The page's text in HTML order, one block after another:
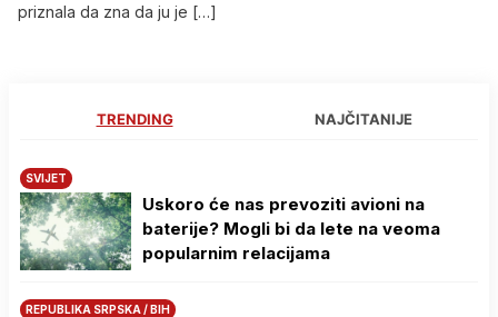
priznala da zna da ju je […]
TRENDING NAJČITANIJE
SVIJET
Uskoro će nas prevoziti avioni na
baterije? Mogli bi da lete na veoma
popularnim relacijama
REPUBLIKA SRPSKA / BIH